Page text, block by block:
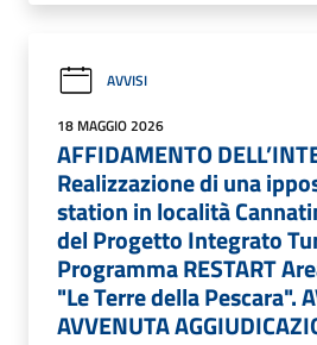
AVVISI
18 MAGGIO 2026
AFFIDAMENTO
Realizzazione di una
station in località
del Progetto Integrato
Programma RESTART
"Le Terre della Pescara".
AVVENUTA